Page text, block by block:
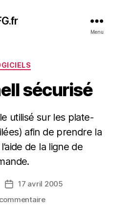
Menu
Catégories
sécurisé
utilisé sur les plate-
afin de prendre la
de la ligne de
Date17 avril 2005
sur